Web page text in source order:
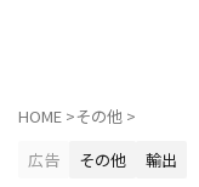
HOME >その他 >
広告
その他 輸出